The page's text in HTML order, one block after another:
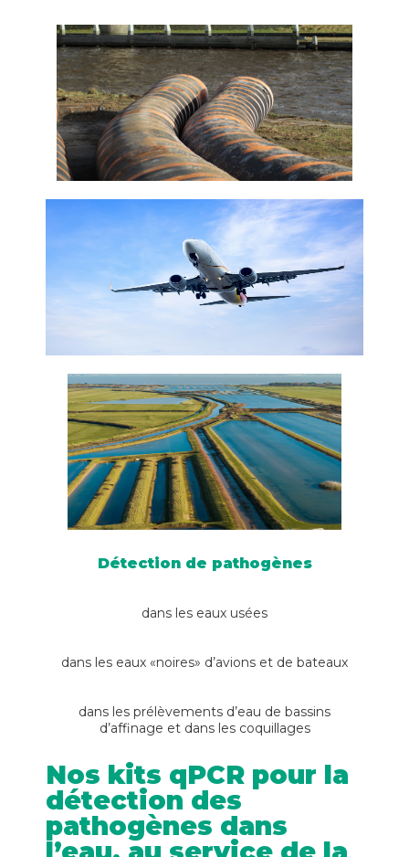
Détection de pathogènes
dans les eaux usées
dans les eaux «noires» d’avions et de bateaux
dans les prélèvements d’eau de bassins
d’affinage et dans les coquillages
Nos kits qPCR pour la
détection des
pathogènes dans